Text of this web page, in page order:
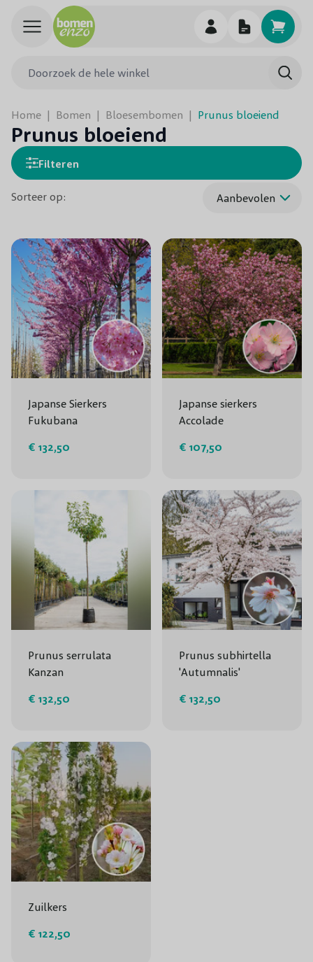
Ga naar de inhoud
Home | Bomen | Bloesembomen | Prunus bloeiend
Prunus bloeiend
Filteren
Sorteer op:
Japanse Sierkers
Fukubana
€ 132,50
Japanse sierkers
Accolade
€ 107,50
Prunus serrulata
Kanzan
€ 132,50
Prunus subhirtella
'Autumnalis'
€ 132,50
Zuilkers
€ 122,50